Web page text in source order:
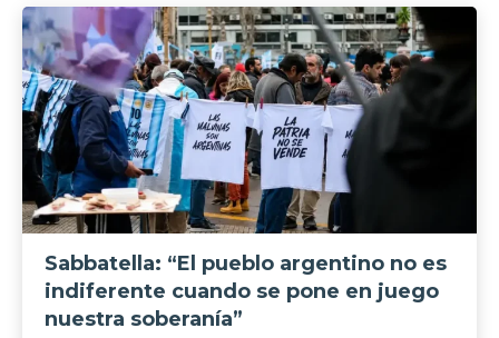
Sabbatella: “El pueblo argentino no es
indiferente cuando se pone en juego
nuestra soberanía”